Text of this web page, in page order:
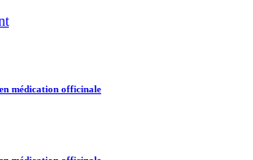
médication officinale